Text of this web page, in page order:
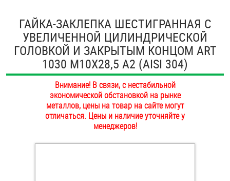
ОПЛАТА И ДОСТАВКА
НАШИ МАГАЗИНЫ
Втулки
Гайки
Дюбели
Дюймовый крепёж
Заклепки (Гайки-Заклепки)
ГАЙКА-ЗАКЛЕПКА ШЕСТИГРАННАЯ С
УВЕЛИЧЕННОЙ ЦИЛИНДРИЧЕСКОЙ
ГОЛОВКОЙ И ЗАКРЫТЫМ КОНЦОМ ART
1030 M10Х28,5 А2 (AISI 304)
Внимание! В связи, с нестабильной
экономической обстановкой на рынке
металлов, цены на товар на сайте могут
отличаться. Цены и наличие уточняйте у
менеджеров!